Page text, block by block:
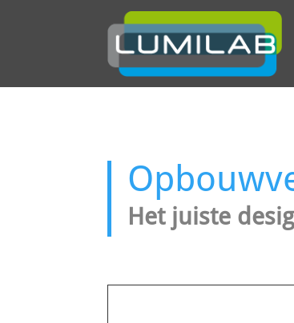
Het juiste